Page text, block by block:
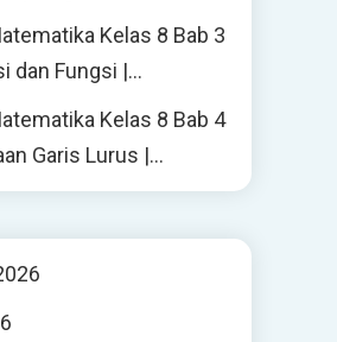
Kelas 8 Bab 3
dan Fungsi |…
Kelas 8 Bab 4
Garis Lurus |…